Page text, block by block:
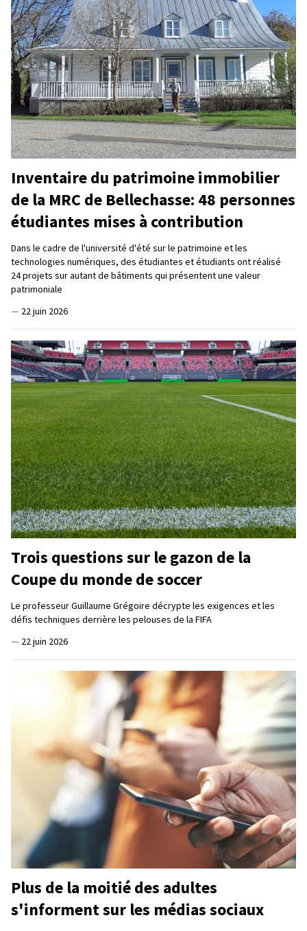
Inventaire du patrimoine immobilier
de la MRC de Bellechasse: 48 personnes
étudiantes mises à contribution
Dans le cadre de l'université d'été sur le patrimoine et les
technologies numériques, des étudiantes et étudiants ont réalisé
24 projets sur autant de bâtiments qui présentent une valeur
patrimoniale
— 22 juin 2026
Trois questions sur le gazon de la
Coupe du monde de soccer
Le professeur Guillaume Grégoire décrypte les exigences et les
défis techniques derrière les pelouses de la FIFA
— 22 juin 2026
Plus de la moitié des adultes
s'informent sur les médias sociaux